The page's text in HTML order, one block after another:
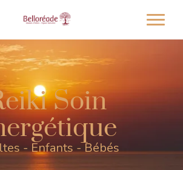
Soin
- Enfants - Bébés